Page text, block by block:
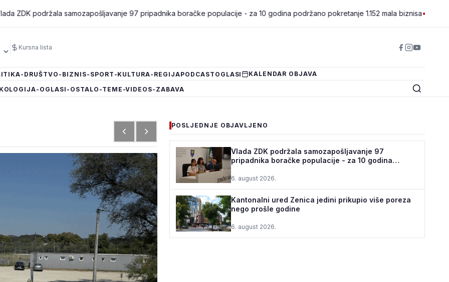
samozapošljavanje 97 pripadnika boračke populacije - za 10 godina podržano pokretanje 1.152 mala biznisa• Kantonalni
Kursna lista
-DRUŠTVO -BIZNIS-SPORT -KULTURA-REGIJAPODCAST OGLASI KALENDAR OBJAVA
-OGLASI -OSTALO -TEME -VIDEOS-ZABAVA
POSLJEDNJE OBJAVLJENO
Vlada ZDK podržala samozapošljavanje 97
pripadnika boračke populacije - za 10 godina
6. august 2026.
Kantonalni ured Zenica jedini prikupio više poreza
nego prošle godine
6. august 2026.